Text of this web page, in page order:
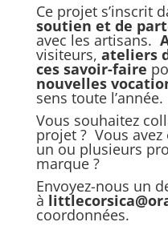
Ce projet s’inscrit
soutien et de
avec les artisans.
visiteurs, ateliers
ces savoir-faire
nouvelles
sens toute l’année.
Vous souhaitez
projet ? Vous
un ou plusieurs
marque ?
Envoyez-nous un
à
coordonnées.